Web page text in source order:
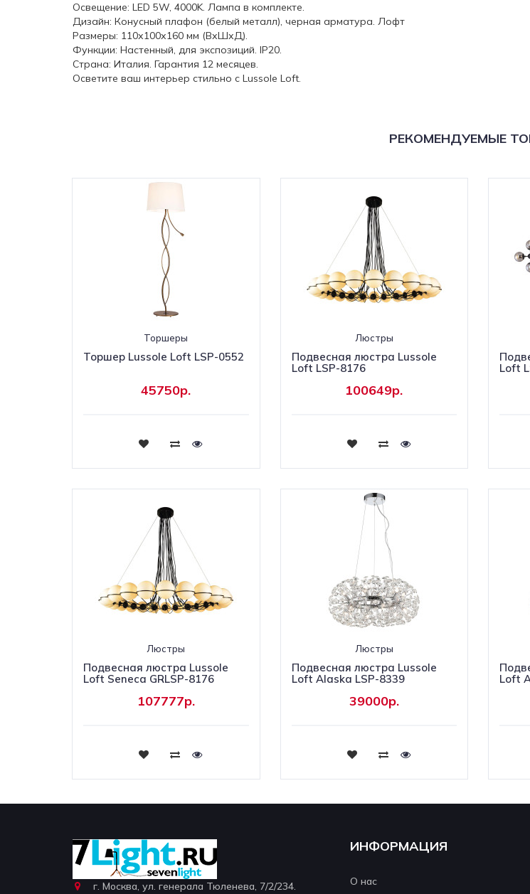
Освещение: LED 5W, 4000K. Лампа в комплекте.
Дизайн: Конусный плафон (белый металл), черная арматура. Лофт
Размеры: 110х100х160 мм (ВхШхД).
Функции: Настенный, для экспозиций. IP20.
Страна: Италия. Гарантия 12 месяцев.
Осветите ваш интерьер стильно с Lussole Loft.
РЕКОМЕНДУЕМЫЕ
Торшеры
Торшер Lussole Loft LSP-0552
45750р.
Купить
Люстры
Подвесная люстра Lussole
Loft LSP-8176
100649р.
Купить
Loft
Люстры
Подвесная люстра Lussole
Loft Seneca GRLSP-8176
107777р.
Купить
Люстры
Подвесная люстра Lussole
Loft Alaska LSP-8339
39000р.
Купить
Loft
г. Москва, ул. генерала Тюленева, 7/2/234.
ИНФОРМАЦИЯ
О нас